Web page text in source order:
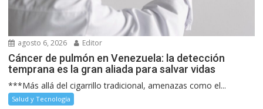
agosto 6, 2026 Editor
Cáncer de pulmón en Venezuela: la detección
temprana es la gran aliada para salvar vidas
***Más allá del cigarrillo tradicional, amenazas como el...
Salud y Tecnología